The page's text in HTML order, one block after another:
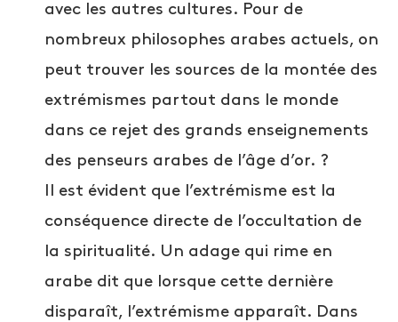
avec les autres cultures. Pour de
nombreux philosophes arabes actuels, on
peut trouver les sources de la montée des
extrémismes partout dans le monde
dans ce rejet des grands enseignements
des penseurs arabes de l’âge d’or. ?
Il est évident que l’extrémisme est la
conséquence directe de l’occultation de
la spiritualité. Un adage qui rime en
arabe dit que lorsque cette dernière
disparaît, l’extrémisme apparaît. Dans